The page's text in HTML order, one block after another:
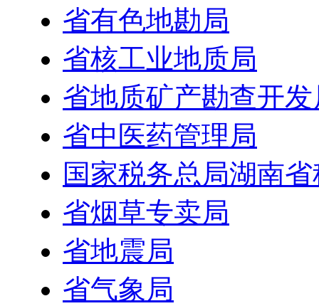
省有色地勘局
省核工业地质局
省地质矿产勘查开发
省中医药管理局
国家税务总局湖南
省烟草专卖局
省地震局
省气象局